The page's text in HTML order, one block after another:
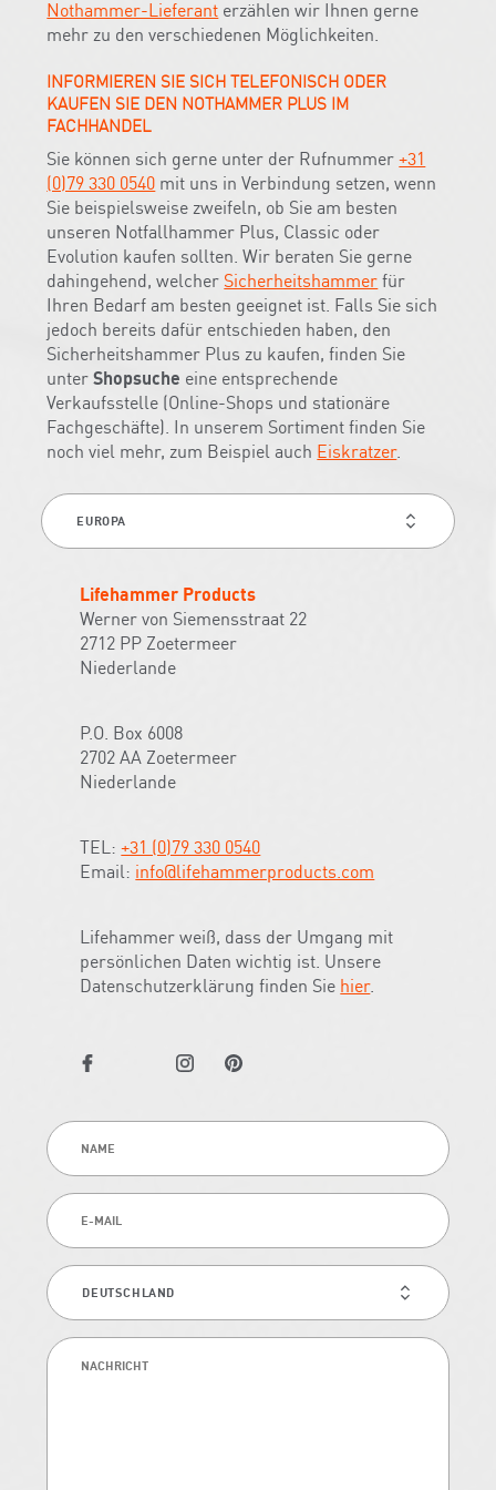
Nothammer-Lieferant erzählen wir Ihnen gerne
mehr zu den verschiedenen Möglichkeiten.
INFORMIEREN SIE SICH TELEFONISCH ODER
KAUFEN SIE DEN NOTHAMMER PLUS IM
FACHHANDEL
Sie können sich gerne unter der Rufnummer+31
(0)79 330 0540 mit uns in Verbindung setzen, wenn
Sie beispielsweise zweifeln, ob Sie am besten
unseren Notfallhammer Plus, Classic oder
Evolution kaufen sollten. Wir beraten Sie gerne
dahingehend, welcher Sicherheitshammer für
Ihren Bedarf am besten geeignet ist. Falls Sie sich
jedoch bereits dafür entschieden haben, den
Sicherheitshammer Plus zu kaufen, finden Sie
unterShopsuche eine entsprechende
Verkaufsstelle (Online-Shops und stationäre
Fachgeschäfte). In unserem Sortiment finden Sie
noch viel mehr, zum Beispiel auch Eiskratzer.
CONTACT
INFO
FOR
Lifehammer Products
Werner von Siemensstraat 22
2712 PP Zoetermeer
Niederlande
P.O. Box 6008
2702 AA Zoetermeer
Niederlande
TEL:+31 (0)79 330 0540
Email: info@lifehammerproducts.com
Lifehammer weiß, dass der Umgang mit
persönlichen Daten wichtig ist. Unsere
Datenschutzerklärung finden Sie hier.